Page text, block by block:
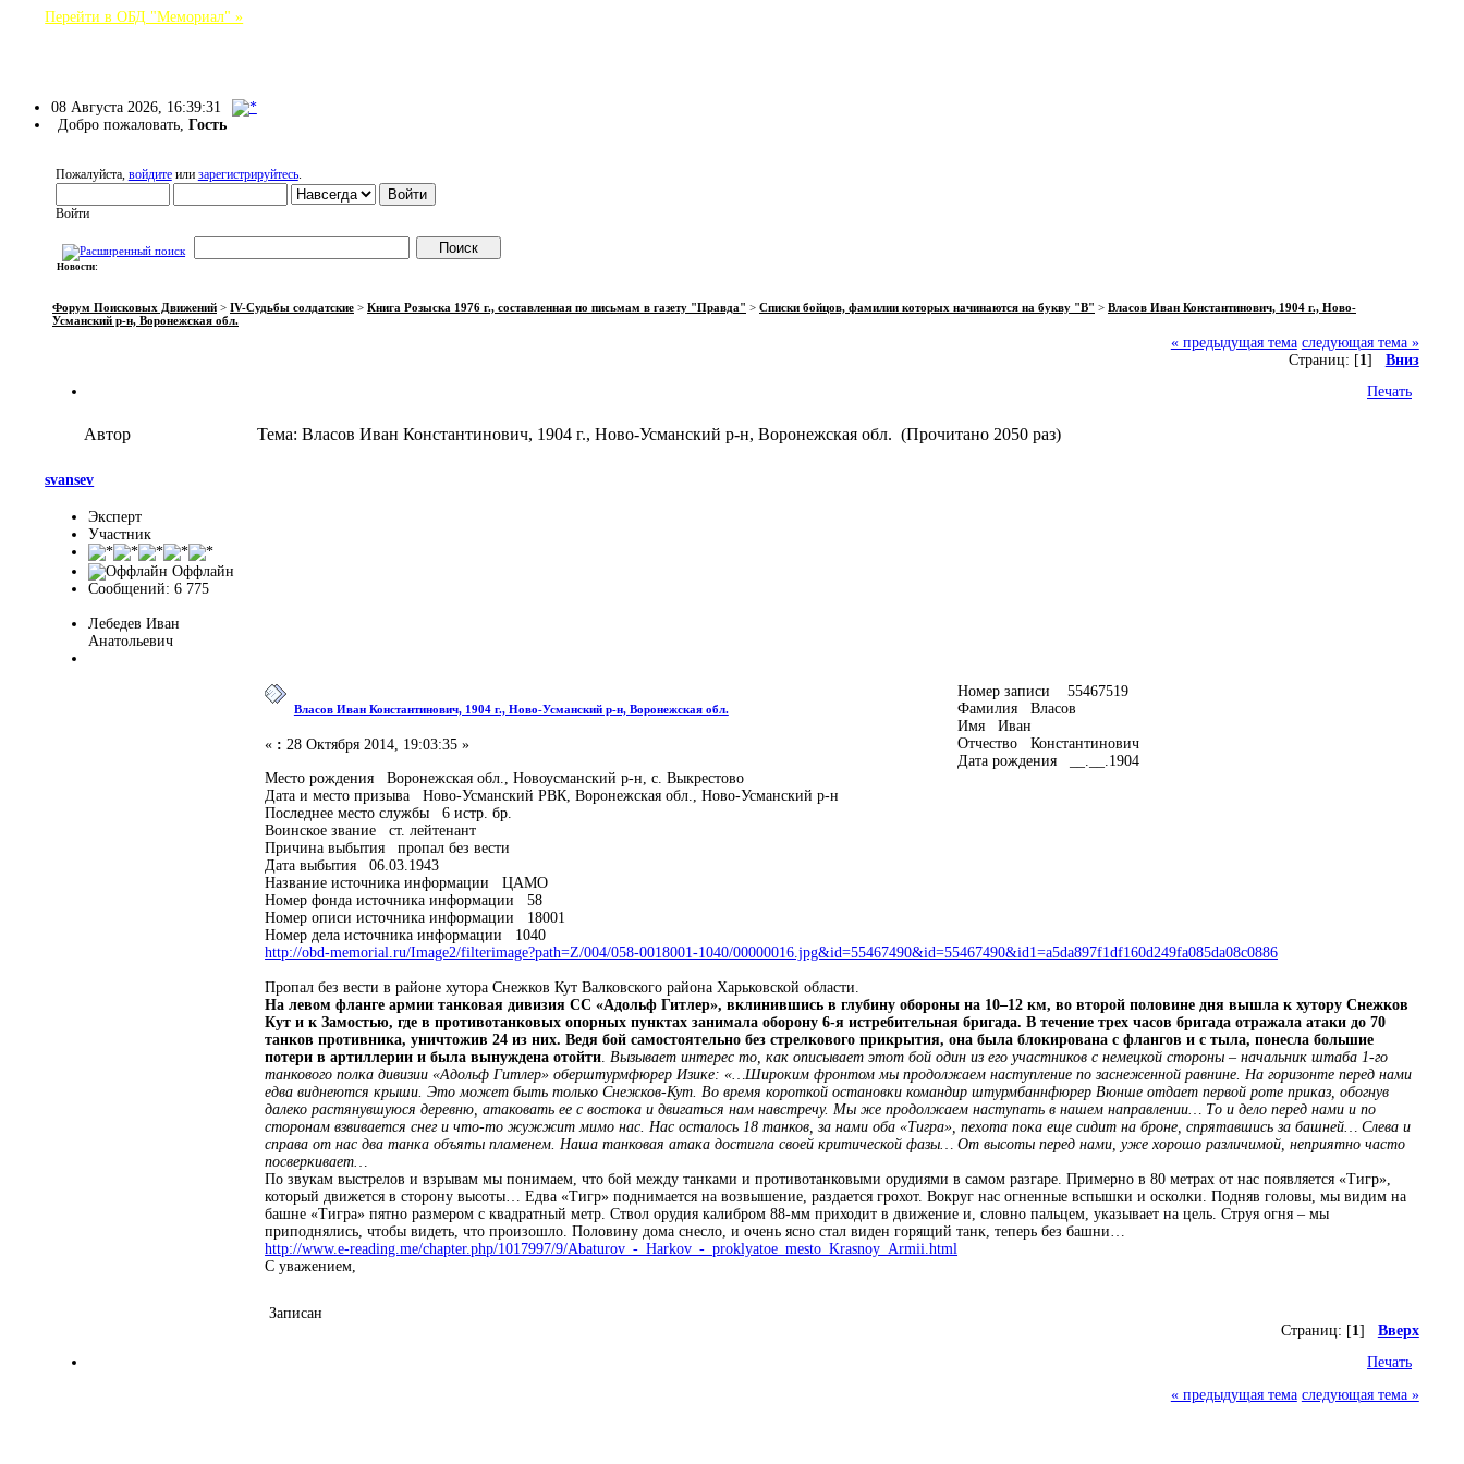
Перейти в ОБД "Мемориал" »
08 Августа 2026, 16:39:31
Добро пожаловать,Гость
Пожалуйста, войдитеили зарегистрируйтесь.
Войти
Новости:
Форум Поисковых Движений > IV-Судьбы солдатские > Книга Розыска 1976 г., составленная по письмам в газету "Правда" > Списки бойцов, фамилии которых начинаются на букву "В" > Власов Иван Константинович, 1904 г., Ново-
Усманский р-н, Воронежская обл.
« предыдущая тема следующая тема »
Страниц: [1] Вниз
Печать
Автор Тема: Власов Иван Константинович, 1904 г., Ново-Усманский р-н, Воронежская обл. (Прочитано 2050 раз)
svansev
Эксперт
Участник
Оффлайн
Сообщений: 6 775
Лебедев Иван
Анатольевич
Власов Иван Константинович, 1904 г., Ново-Усманский р-н, Воронежская обл.
« : 28 Октября 2014, 19:03:35 »
Номер записи 55467519
Фамилия Власов
Имя Иван
Отчество Константинович
Дата рождения __.__.1904
Место рождения Воронежская обл., Новоусманский р-н, с. Выкрестово
Дата и место призыва Ново-Усманский РВК, Воронежская обл., Ново-Усманский р-н
Последнее место службы 6 истр. бр.
Воинское звание ст. лейтенант
Причина выбытия пропал без вести
Дата выбытия 06.03.1943
Название источника информации ЦАМО
Номер фонда источника информации 58
Номер описи источника информации 18001
Номер дела источника информации 1040
http://obd-memorial.ru/Image2/filterimage?path=Z/004/058-0018001-1040/00000016.jpg&id=55467490&id=55467490&id1=a5da897f1df160d249fa085da08c0886
Пропал без вести в районе хутора Снежков Кут Валковского района Харьковской области.
На левом фланге армии танковая дивизия СС «Адольф Гитлер», вклинившись в глубину обороны на 10–12 км, во второй половине дня вышла к хутору Снежков
Кут и к Замостью, где в противотанковых опорных пунктах занимала оборону 6-я истребительная бригада. В течение трех часов бригада отражала атаки до 70
танков противника, уничтожив 24 из них. Ведя бой самостоятельно без стрелкового прикрытия, она была блокирована с флангов и с тыла, понесла большие
потери в артиллерии и была вынуждена отойти Вызывает интерес то, как описывает этот бой один из его участников с немецкой стороны – начальник штаба 1-го
танкового полка дивизии «Адольф Гитлер» оберштурмфюрер Изике: «…Широким фронтом мы продолжаем наступление по заснеженной равнине. На горизонте перед нами
едва виднеются крыши. Это может быть только Снежков-Кут. Во время короткой остановки командир штурмбаннфюрер Вюнше отдает первой роте приказ, обогнув
далеко растянувшуюся деревню, атаковать ее с востока и двигаться нам навстречу. Мы же продолжаем наступать в нашем направлении… То и дело перед нами и по
сторонам взвивается снег и что-то жужжит мимо нас. Нас осталось 18 танков, за нами оба «Тигра», пехота пока еще сидит на броне, спрятавшись за башней… Слева и
справа от нас два танка объяты пламенем. Наша танковая атака достигла своей критической фазы… От высоты перед нами, уже хорошо различимой, неприятно часто
посверкивает…
По звукам выстрелов и взрывам мы понимаем, что бой между танками и противотанковыми орудиями в самом разгаре. Примерно в 80 метрах от нас появляется «Тигр»,
который движется в сторону высоты… Едва «Тигр» поднимается на возвышение, раздается грохот. Вокруг нас огненные вспышки и осколки. Подняв головы, мы видим на
башне «Тигра» пятно размером с квадратный метр. Ствол орудия калибром 88-мм приходит в движение и, словно пальцем, указывает на цель. Струя огня – мы
приподнялись, чтобы видеть, что произошло. Половину дома снесло, и очень ясно стал виден горящий танк, теперь без башни…
http://www.e-reading.me/chapter.php/1017997/9/Abaturov_-_Harkov_-_proklyatoe_mesto_Krasnoy_Armii.html
С уважением,
Записан
Страниц: [1] Вверх
Печать
« предыдущая тема следующая тема »